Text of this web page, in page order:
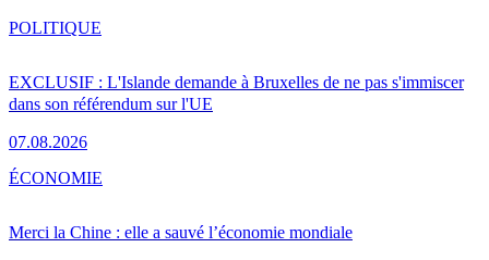
EXCLUSIF : L'Islande demande à Bruxelles de ne pas s'immiscer
dans son référendum sur l'UE
07.08.2026
POLITIQUE
Merci la Chine : elle a sauvé l’économie mondiale
ÉCONOMIE